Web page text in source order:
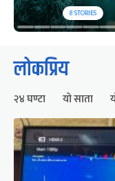
8STORIES
लोकप्रिय
२४ घण्टा यो साता